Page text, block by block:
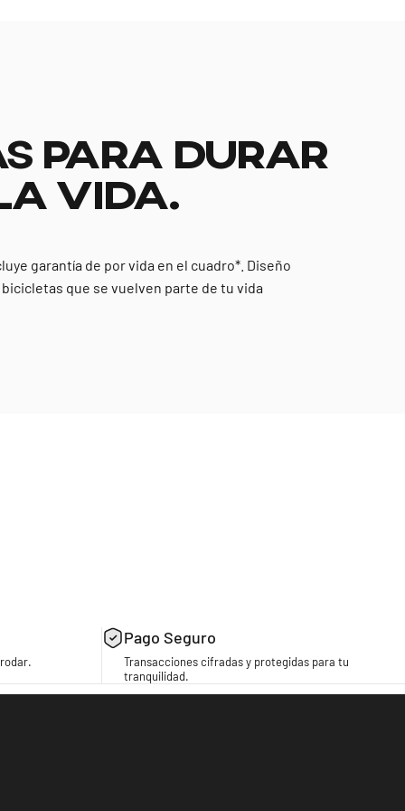
PARA DURAR
VIDA.
garantía de por vida en el cuadro*. Diseño
que se vuelven parte de tu vida
Pago Seguro
Transacciones cifradas y protegidas para tu
tranquilidad.